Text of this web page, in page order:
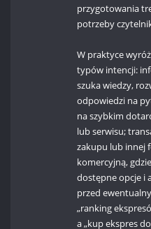
przygotowania
potrzeby
W praktyce
typów intencji:
szuka wiedzy,
odpowiedzi na
na szybkim
lub serwisu;
zakupu lub innej
komercyjną,
dostępne opcje i
przed
„ranking
a „kup ekspres